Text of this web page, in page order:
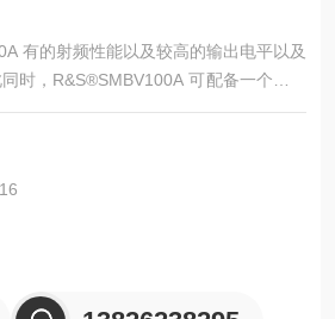
有的射频性能以及较高的输出电平以及
时，R&S®SMBV100A 可配备一个内部
项数字标准（比如 LTE、LTE Advance
字调制基带。